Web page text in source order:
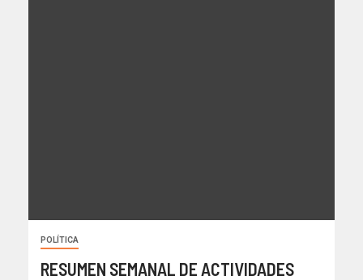
POLÍTICA
RESUMEN SEMANAL DE ACTIVIDADES